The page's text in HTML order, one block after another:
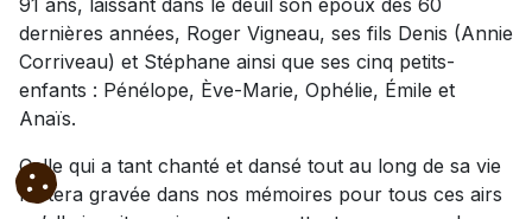
91 ans, laissant dans le deuil son époux des 60
dernières années, Roger Vigneau, ses fils Denis (Annie
Corriveau) et Stéphane ainsi que ses cinq petits-
enfants : Pénélope, Ève-Marie, Ophélie, Émile et
Anaïs.
Celle qui a tant chanté et dansé tout au long de sa vie
restera gravée dans nos mémoires pour tous ces airs